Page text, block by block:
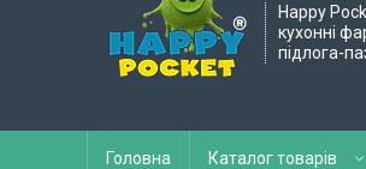
Happy
кухонні
підлога-
Головна Каталог товарів